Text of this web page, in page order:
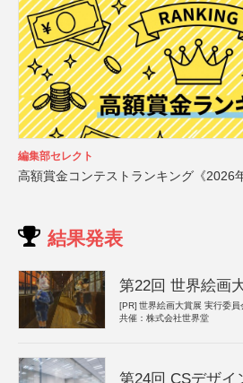
編集部セレクト
高額賞金コンテストランキング《2026
結果発表
第22回 世界絵画
[PR] 世界絵画大賞展 実行委員
共催：株式会社世界堂
第24回 CSデザイ